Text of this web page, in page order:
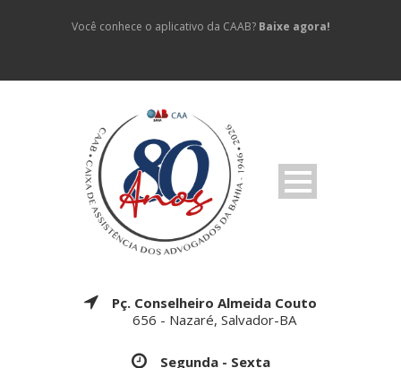
Você conhece o aplicativo da CAAB? Baixe agora!
Pç. Conselheiro Almeida Couto
656 - Nazaré, Salvador-BA
Segunda - Sexta